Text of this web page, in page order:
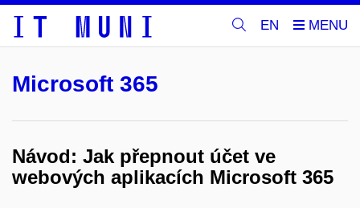
EN
Microsoft 365
Návod: Jak přepnout účet ve
webových aplikacích Microsoft 365